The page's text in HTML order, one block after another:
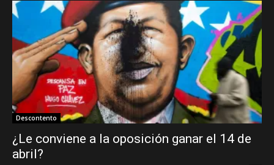
Descontento
¿Le conviene a la oposición ganar el 14 de
abril?